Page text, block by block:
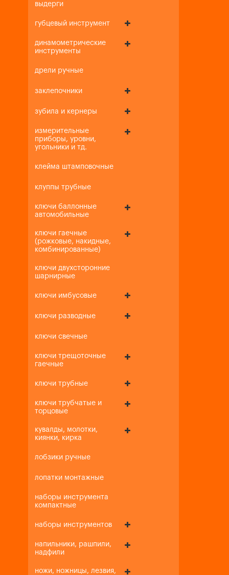
выдерги
губцевый инструмент
динамометрические
инструменты
дрели ручные
заклепочники
зубила и кернеры
измерительные
приборы, уровни,
угольники и тд.
клейма штамповочные
клуппы трубные
ключи баллонные
автомобильные
ключи гаечные
(рожковые, накидные,
комбинированные)
ключи двухсторонние
шарнирные
ключи имбусовые
ключи разводные
ключи свечные
ключи трещоточные
гаечные
ключи трубные
ключи трубчатые и
торцовые
кувалды, молотки,
киянки, кирка
лобзики ручные
лопатки монтажные
наборы инструмента
компактные
наборы инструментов
напильники, рашпили,
надфили
ножи, ножницы, лезвия,